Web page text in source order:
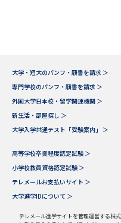
大学・短大のパンフ・願書を請求 ＞
専門学校のパンフ・願書を請求 ＞
外国大学日本校・留学関連機関 ＞
新生活・部屋探し ＞
大学入学共通テスト「受験案内」 ＞
高等学校卒業程度認定試験 ＞
小学校教員資格認定試験 ＞
テレメールお支払いサイト ＞
大学進学IDについて ＞
テレメール進学サイトを管理運営する株